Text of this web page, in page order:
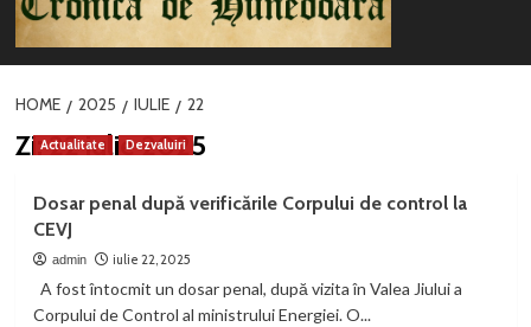
HOME 2025 IULIE 22
Zi:22 iulie 2025
Actualitate Dezvaluiri
Dosar penal după verificările Corpului de control la
CEVJ
admin iulie 22, 2025
A fost întocmit un dosar penal, după vizita în Valea Jiului a
Corpului de Control al ministrului Energiei. O...